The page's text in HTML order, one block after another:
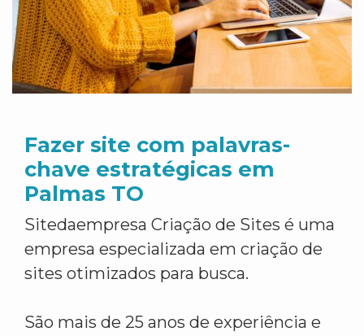
Fazer site com palavras-
chave estratégicas em
Palmas TO
Sitedaempresa Criação de Sites é uma
empresa especializada em criação de
sites otimizados para busca.
São mais de 25 anos de experiência e